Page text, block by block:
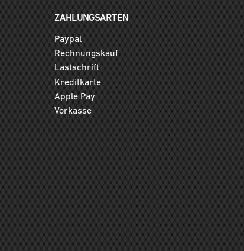
ZAHLUNGSARTEN
Paypal
Rechnungskauf
Lastschrift
Kreditkarte
Apple Pay
Vorkasse